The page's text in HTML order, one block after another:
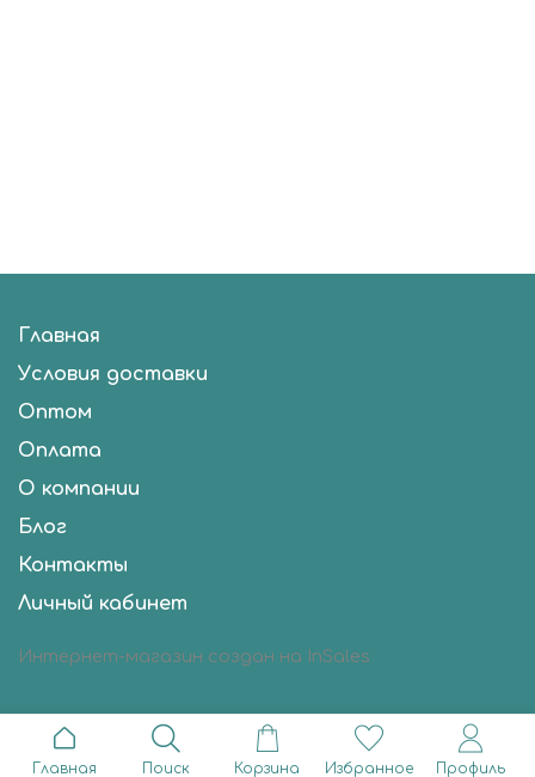
Главная
Условия доставки
Оптом
Оплата
О компании
Блог
Контакты
Личный кабинет
Интернет-магазин создан на InSales
Главная Поиск Корзина Избранное Профиль